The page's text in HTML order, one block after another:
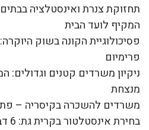
תחזוקת צנרת ואינסטלציה
המקיף לועד הבית
פסיכולוגיית הקונה בשוק
פרימיום
ניקיון משרדים קטנים וגדולים:
מנצחת
משרדים להשכרה בקיסריה –
בחירת אינסטלטור בקרית גת: 6 דברים שלא כדאי לפספס